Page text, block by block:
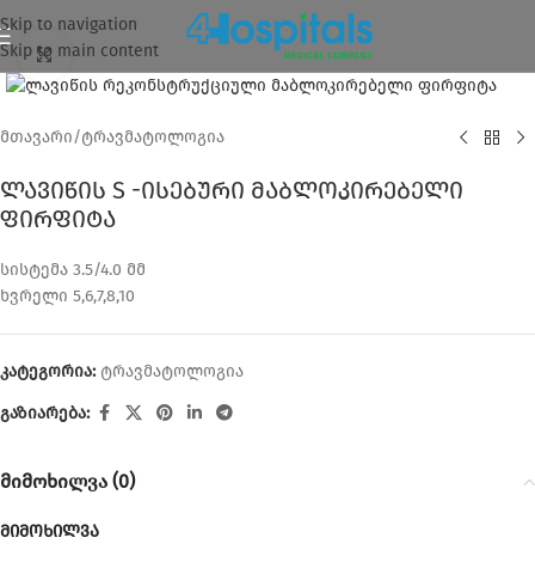
Skip to navigation
Skip to main content
დააკლიკეთ გასაზრდელად
მთავარი/ტრავმატოლოგია
ლავიწის S -ისებური მაბლოკირებელი
ფირფიტა
სისტემა 3.5/4.0 მმ
ხვრელი 5,6,7,8,10
კატეგორია: ტრავმატოლოგია
გაზიარება:
მიმოხილვა (0)
მიმოხილვა